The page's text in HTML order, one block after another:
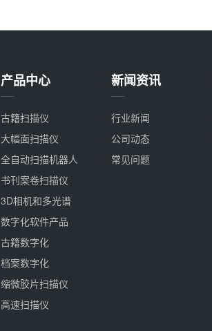
产品中心
古籍扫描仪
大幅面扫描仪
全自动扫描机器人
书刊案卷扫描仪
3D相机和多光谱
数字化软件产品
古籍数字化
档案数字化
缩微胶片扫描仪
高速扫描仪
新闻资讯
行业新闻
公司动态
常见问题